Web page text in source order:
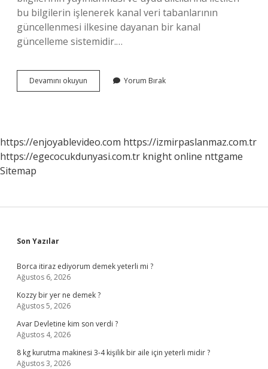
bu bilgilerin işlenerek kanal veri tabanlarının
güncellenmesi ilkesine dayanan bir kanal
güncelleme sistemidir.…
Devamını okuyun
Ota
Yorum Bırak
https://enjoyablevideo.com https://izmirpaslanmaz.com.tr
https://egecocukdunyasi.com.tr knight online nttgame
Sitemap
Sidebar
Son Yazılar
Borca itiraz ediyorum demek yeterli mi ?
Ağustos 6, 2026
Kozzy bir yer ne demek ?
Ağustos 5, 2026
Avar Devletine kim son verdi ?
Ağustos 4, 2026
8 kg kurutma makinesi 3-4 kişilik bir aile için yeterli midir ?
Ağustos 3, 2026